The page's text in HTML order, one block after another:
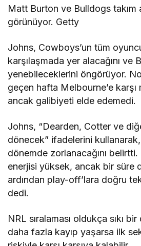
Matt Burton ve Bulldogs takım
görünüyor. Getty
Johns, Cowboys’un tüm
karşılaşmada yer alacağını ve
yenebileceklerini öngörüyor.
geçen hafta Melbourne’e
ancak galibiyeti elde edemedi.
Johns, “Dearden, Cotter ve
dönecek” ifadelerini
dönemde zorlanacağını belirtti.
enerjisi yüksek, ancak bir süre
ardından play-off’lara doğru
dedi.
NRL sıralaması oldukça sıkı
daha fazla kayıp yaşarsa ilk